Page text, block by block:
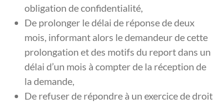
obligation de confidentialité,
De prolonger le délai de réponse de deux
mois, informant alors le demandeur de cette
prolongation et des motifs du report dans un
délai d’un mois à compter de la réception de
la demande,
De refuser de répondre à un exercice de droit